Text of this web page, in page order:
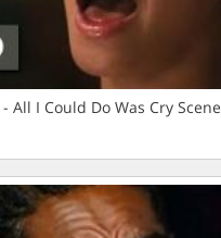
All I Could Do Was Cry Scene